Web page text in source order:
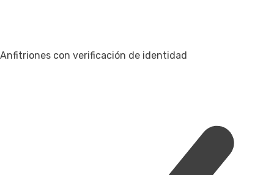
Anfitriones con verificación de identidad